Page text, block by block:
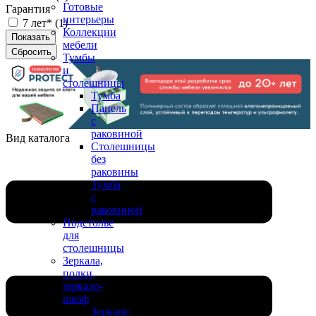
Готовые
интерьеры
Коллекции
мебели
Тумбы
и
столешницы
Тумба
Панель
с
раковиной
Столешницы
без
раковины
Тумба
с
раковиной
Подстолье
для
столешницы
Зеркала,
полки,
зеркало-
шкаф
Зеркало
Гарантия
7 лет* (1)
Вид каталога